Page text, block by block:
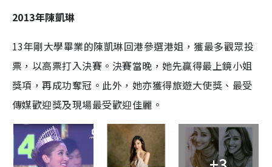
2013年陳凱琳
13年剛大學畢業的陳凱琳回港參選港姐，獲最多觀眾投
票，以高票打入決賽。決賽當晚，她先贏得最上鏡小姐
獎項，再成功奪冠。此外，她亦獲得旅遊大使獎、最受
傳媒歡迎獎及現場最受歡迎佳麗。